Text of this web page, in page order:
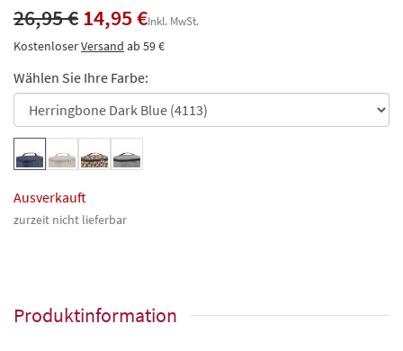
26,95 €14,95 €Inkl. MwSt.
KostenloserVersand ab 59 €
Wählen Sie Ihre Farbe:
Ausverkauft
zurzeit nicht lieferbar
Produktinformation